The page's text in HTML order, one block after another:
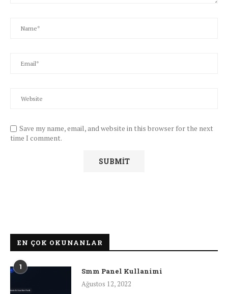
Save my name, email, and website in this browser for the next
time I comment.
EN ÇOK OKUNANLAR
1
Smm Panel Kullanimi
Ağustos 12, 2022